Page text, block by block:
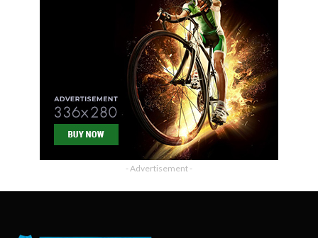
- Advertisement -